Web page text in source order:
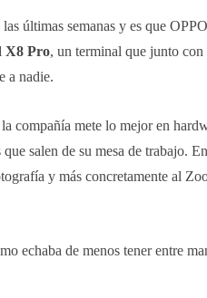
últimas semanas y es que
X8 Pro, un terminal que junto con
a nadie.
compañía mete lo mejor en
salen de su mesa de trabajo.
y más concretamente al
echaba de menos tener entre